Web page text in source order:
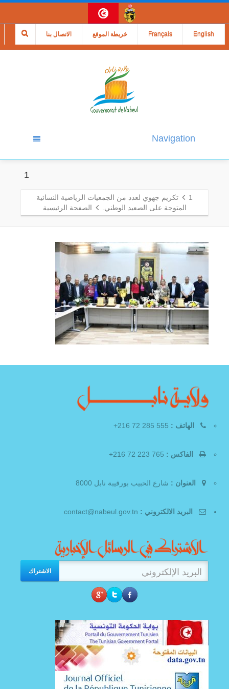
الاتصال بنا خريطة الموقع Français English
Navigation
1
1
تكريم جهوي لعدد من الجمعيات الرياضية النسائية
المتوجة على الصعيد الوطني.
الصفحة الرئيسية
الهاتف :
الفاكس :
العنوان : شارع الحبيب بورقيبة نابل 8000
البريد الالكتروني :
الاشتراك